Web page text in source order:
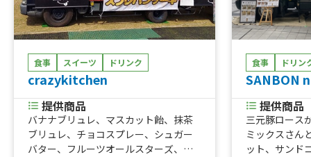
食事 スイーツ ドリンク
crazykitchen
提供商品
バナナブリュレ、マスカット飴、抹茶
ブリュレ、チョコスプレー、シュガー
バター、フルーツオールスターズ、ブ
食事 ドリン
SANBON
提供商品
三元豚ロース
ミックスさん
ット、サンド